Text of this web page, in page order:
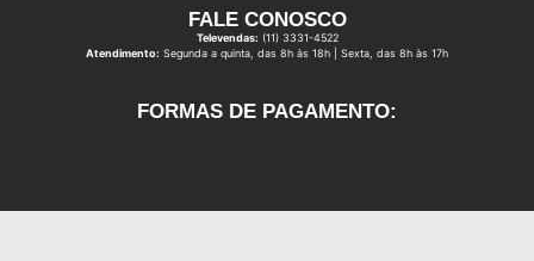
FALE CONOSCO
Televendas: (11) 3331-4522
Atendimento: Segunda a quinta, das 8h às 18h | Sexta, das 8h às 17h
FORMAS DE PAGAMENTO: